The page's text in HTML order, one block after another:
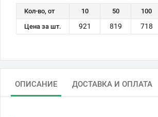
Кол-во, от 10 50
100
Цена за шт.
921 819 718
ОПИСАНИЕ ДОСТАВКА И ОПЛАТА